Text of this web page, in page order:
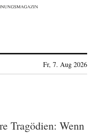
Fr, 7. Aug 2026
Tragödien: Wenn